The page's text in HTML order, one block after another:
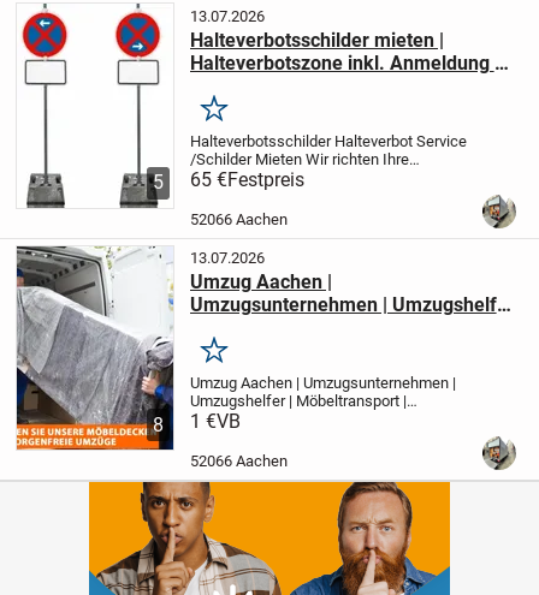
5
13.07.2026
Halteverbotsschilder mieten |
Halteverbotszone inkl. Anmeldung &
Merken
Halteverbotsschilder Halteverbot Service
/Schilder Mieten Wir richten Ihre
Halteverbotszone im Raum Aachen
Ideal für Umzüge,
Veranstaltungen, Baustellen etc.
✅Fristgerecht, Schnell...
65 €Festpreis
52066 Aachen
8
13.07.2026
Umzug Aachen |
Umzugsunternehmen | Umzugshelfer
Merken
Umzug Aachen | Umzugsunternehmen |
Umzugshelfer | Möbeltransport |
Transporter
möglich ✅ Transportversicherung
1 €VB
52066 Aachen